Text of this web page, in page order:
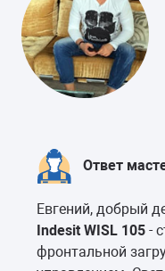
Ответ
Евгений, добрый
Indesit WISL 105 -
фронтальной